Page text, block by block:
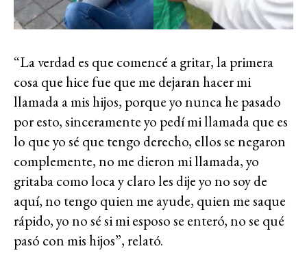
“La verdad es que comencé a gritar, la primera
cosa que hice fue que me dejaran hacer mi
llamada a mis hijos, porque yo nunca he pasado
por esto, sinceramente yo pedí mi llamada que es
lo que yo sé que tengo derecho, ellos se negaron
complemente, no me dieron mi llamada, yo
gritaba como loca y claro les dije yo no soy de
aquí, no tengo quien me ayude, quien me saque
rápido, yo no sé si mi esposo se enteró, no se qué
pasó con mis hijos”, relató.